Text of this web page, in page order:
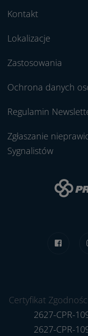
Kontakt
Lokalizacje
Zastosowania
Ochrona danych
Regulamin
Zgłaszanie
Sygnalistów
Certyfikat
2627-CPR-
2627-CPR-